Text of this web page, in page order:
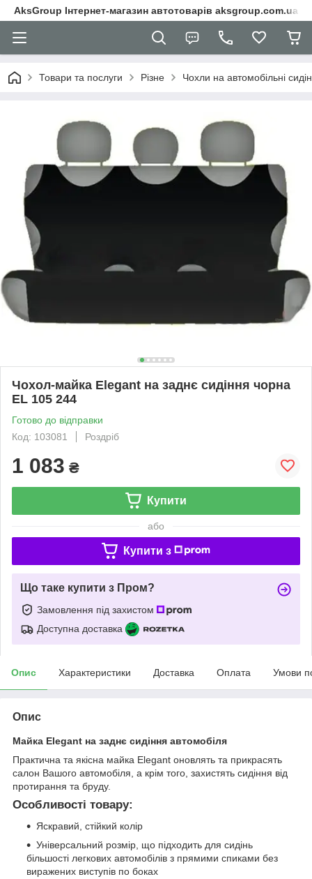
AksGroup Інтернет-магазин автотоварів aksgroup.com.ua
Товари та послуги Різне Чохли на автомобільні
Чохол-майка Elegant на заднє сидіння чорна
EL 105 244
Готово до відправки
Код: 103081
Роздріб
1 083 ₴
Купити
або
Купити з
Що таке купити з Пром?
Замовлення під захистом
Доступна доставка
Опис Характеристики Доставка Оплата Умови
Опис
Майка Elegant на заднє сидіння автомобіля
Практична та якісна майка Elegant оновлять та прикрасять
салон Вашого автомобіля, а крім того, захистять сидіння від
протирання та бруду.
Особливості товару:
Яскравий, стійкий колір
Універсальний розмір, що підходить для сидінь
більшості легкових автомобілів з прямими спиками без
виражених виступів по боках